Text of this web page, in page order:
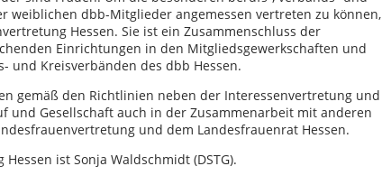
weiblichen dbb-Mitglieder angemessen vertreten zu können,
Hessen. Sie ist ein Zusammenschluss der
Einrichtungen in den Mitgliedsgewerkschaften und
und Kreisverbänden des dbb Hessen.
gemäß den Richtlinien neben der Interessenvertretung und
und Gesellschaft auch in der Zusammenarbeit mit anderen
und dem Landesfrauenrat Hessen.
ist Sonja Waldschmidt (DSTG).